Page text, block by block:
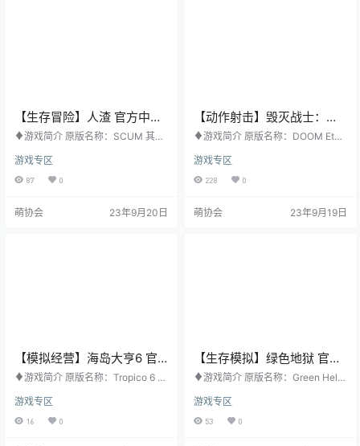
【生存冒险】人渣 官方中文
版
♦游戏简介 原版名称：SCUM 其他
平台：PC 开发公司：Gamepires 发
行公司：Jagex Ltd 发行日期：201
8年8月29日 购买地址：STEAM ♦
惊世大作《SCUM》第二季，点燃
游戏专区
87 0
萌协会 23年9月20日
【动作射击】毁灭战士：永
恒 官方中文版
♦游戏简介 原版名称：DOOM Eter
击 游戏平台：PC 开发公司：id Soft
ware 发行公司：Bethesda Softwor
ks 发行日期：2020年3月20日 购
军团入侵了人世间，在恢弘的单人
游戏专区
228 0
萌协会 23年9月19日
【模拟经营】海岛大亨6 官
方中文版
♦游戏简介 原版名称：Tropico 6 其
戏平台：PC 开发公司：Limbic Ent
ertainment, Realmforge Studios 发
游戏专区
16 0
【生存模拟】绿色地狱 官方
中文版
♦游戏简介 原版名称：Green Hell
存模拟 游戏平台：PC 开发公司：C
reepy Jar 发行公司：Creepy Jar
游戏专区
53 0